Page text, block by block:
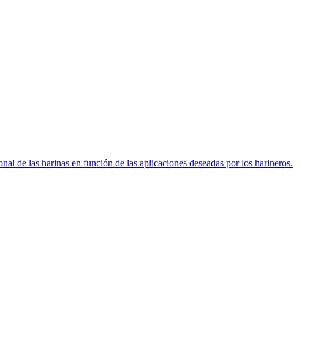
de las harinas en función de las aplicaciones deseadas por los harineros.